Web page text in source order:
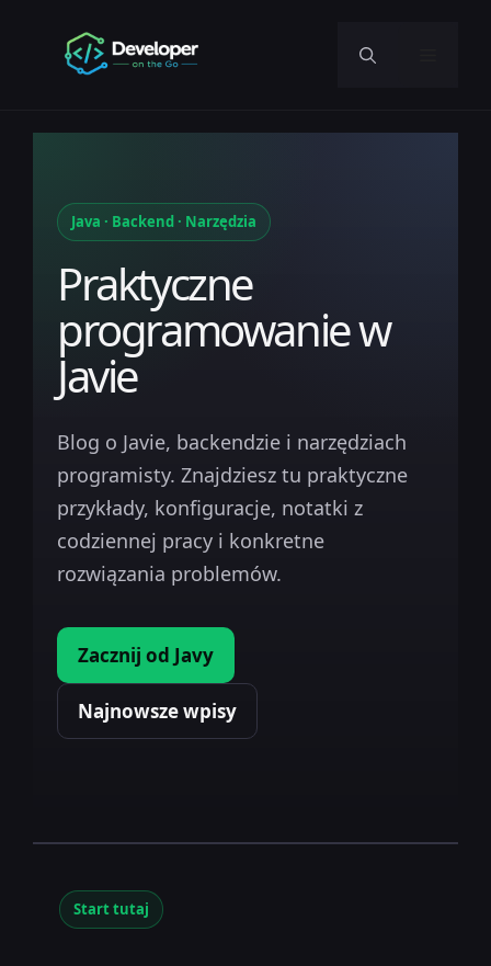
Java · Backend · Narzędzia
Praktyczne
programowanie w
Javie
Blog o Javie, backendzie i narzędziach
programisty. Znajdziesz tu praktyczne
przykłady, konfiguracje, notatki z
codziennej pracy i konkretne
rozwiązania problemów.
Zacznij od Javy
Najnowsze wpisy
Start tutaj